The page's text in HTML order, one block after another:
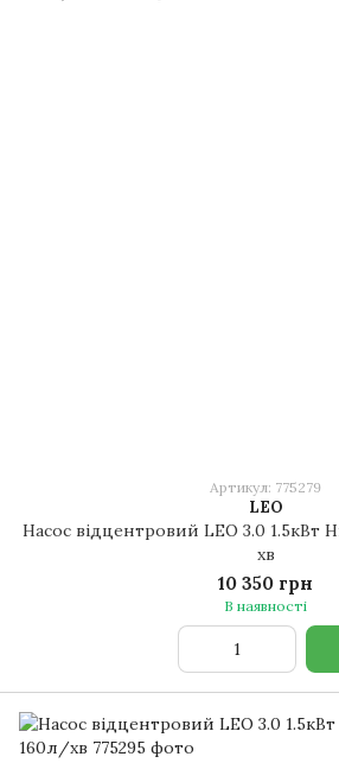
Артикул: 775279
LEO
Насос відцентровий LEO 3.0 1.5кВт
хв
10 350 грн
В наявності